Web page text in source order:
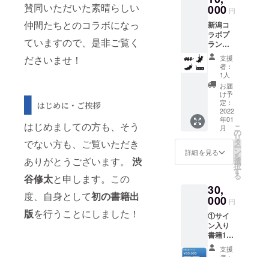
賛同いただいた素晴らしい
仲間たちとのコラボになっ
ていますので、是非ご覧く
ださいませ！
はじめましての方も、そう
でない方も、ご覧いただき
ありがとうございます。 渋
谷修太と申します。この
度、自身として初の書籍出
版を行うことにしました！
Niigata
、渋谷
修太 ※
本チ
ケット
には、
ドリン
ク1本が
含まれ
ており
ます。
※本リ
ターン
の予定
ベント
開催に
してる
ため、
書籍の
送付に
つきま
して
は、発
ご了承
いま
せ。 未
収録原
稿は、
編集・
校閲の
関係で
削除さ
れた原
稿を
PDF
ファイ
ルで
メール
す。 ※
送料込
みと
なって
おりま
す。
前入れ
※書籍の
発売日
が未定
のため
お届け
予定が
前後す
る可能
性がご
ざいま
すので
ご了承
くださ
いま
せ。 ※
おりま
す。 書
応援と
して書
籍の謝
辞内に
000 円
新潟コ
ラボプ
ラン２
①サイ
ン入り
書籍1冊
②クラ
ファン
限定帯
③オリ
ジナル
しおり
セット
（4種類
各1つず
ルしお
りは、
名刺ぐ
らいの
サイズ
で素材
はアル
支援
者：
1人
お届
け予
定：
2022
年01
月
詳細を見る
こ
の
リ
タ
ー
ン
を
選
択
す
る
30,
000 円
①サイ
ン入り
書籍10
冊 ②ク
ラファ
支援